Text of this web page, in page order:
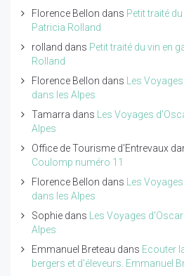
Florence Bellon dans Petit traité
Patricia Rolland
rolland dans Petit traité du vin en
Rolland
Florence Bellon dans
Les
dans les Alpes
Tamarra dans
Les Voyages
Alpes
Office de Tourisme d'Entrevaux
Coulomp numéro 11
Florence Bellon dans
Les
dans les Alpes
Sophie dans
Les Voyages
Alpes
Emmanuel Breteau dans Ecouter
bergers et d'éleveurs. Emmanuel